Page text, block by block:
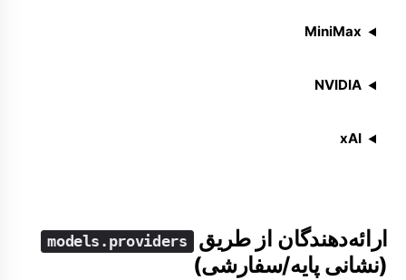
MiniMax
NVIDIA
xAI
ارائه‌دهندگان از طریق models.providers
(نشانی پایه/سفارشی)